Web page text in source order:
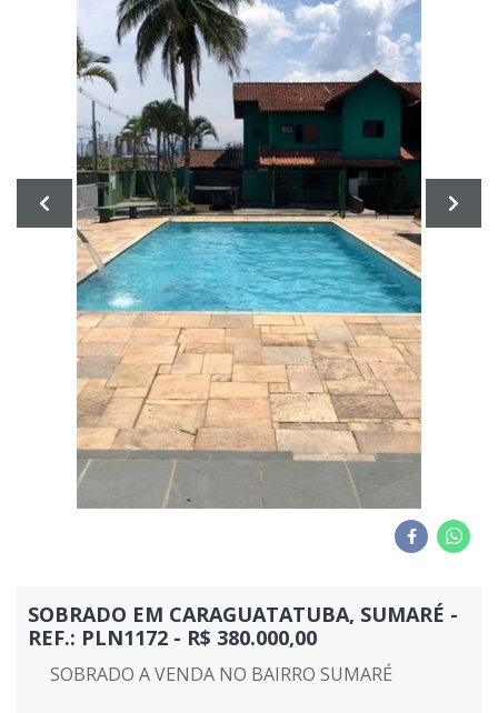
SOBRADO EM CARAGUATATUBA, SUMARÉ -
REF.: PLN1172 - R$ 380.000,00
SOBRADO A VENDA NO BAIRRO SUMARÉ